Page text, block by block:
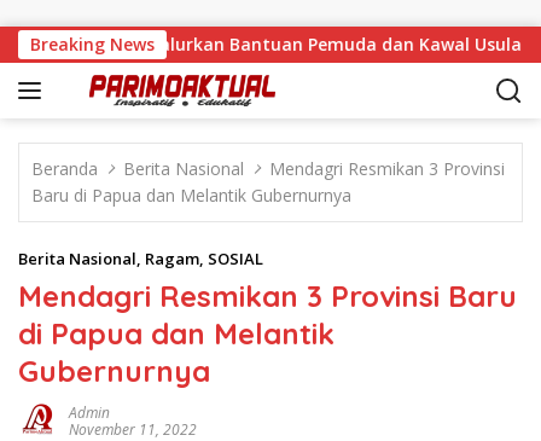
Breaking News
Feinny Salurkan Bantuan Pemuda dan Kawal Usulan
Beranda Berita Nasional
Mendagri Resmikan 3 Provinsi
Baru di Papua dan Melantik Gubernurnya
Berita Nasional, Ragam, SOSIAL
Mendagri Resmikan 3 Provinsi Baru
di Papua dan Melantik
Gubernurnya
Admin
November 11, 2022